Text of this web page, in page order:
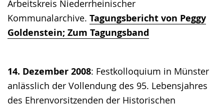
Arbeitskreis Niederrheinischer
Kommunalarchive. Tagungsbericht von Peggy
Goldenstein; Zum Tagungsband
14. Dezember 2008: Festkolloquium in Münster
anlässlich der Vollendung des 95. Lebensjahres
des Ehrenvorsitzenden der Historischen